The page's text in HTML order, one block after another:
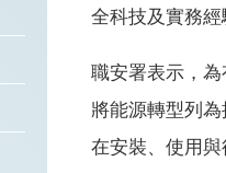
全科技及實務經
職安署表示，
將能源轉型列
在安裝、使用